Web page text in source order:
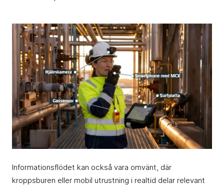
Informationsflödet kan också vara omvänt, där
kroppsburen eller mobil utrustning i realtid delar relevant